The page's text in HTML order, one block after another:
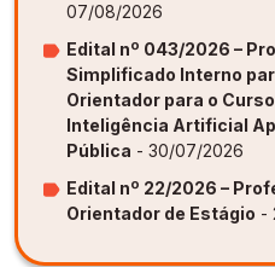
07/08/2026
Edital nº 043/2026 –
Simplificado Interno
Orientador para o
Inteligência Artificial
Pública - 30/07/2026
Edital nº 22/2026 –
Orientador de Estágio -